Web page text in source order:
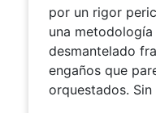
por un rigor
una
desmantelado
engaños que
orquestados.